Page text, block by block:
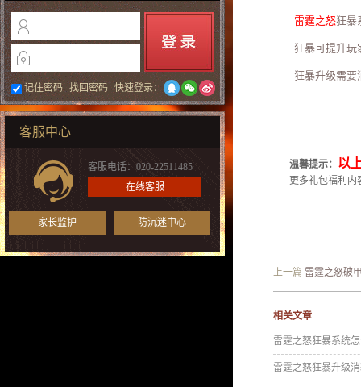
雷霆之怒狂暴
狂暴可提升玩家
狂暴升级需要
温馨提示： 以
更多礼包福利内
上一篇 雷霆之怒破
相关文章
雷霆之怒狂暴系统
雷霆之怒狂暴升级
记住密码 找回密码 快速登录：
客服中心
客服电话：020-22511485
在线客服
家长监护 防沉迷中心